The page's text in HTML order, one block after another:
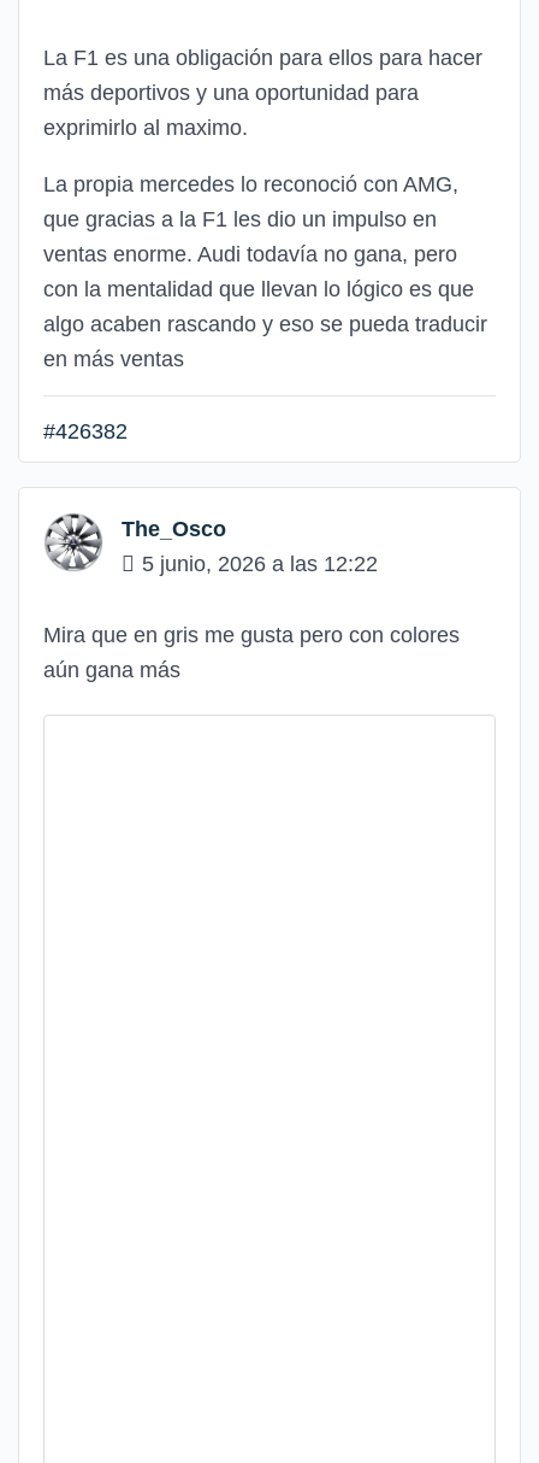
La F1 es una obligación para ellos para hacer
más deportivos y una oportunidad para
exprimirlo al maximo.
La propia mercedes lo reconoció con AMG,
que gracias a la F1 les dio un impulso en
ventas enorme. Audi todavía no gana, pero
con la mentalidad que llevan lo lógico es que
algo acaben rascando y eso se pueda traducir
en más ventas
#426382
The_Osco
5 junio, 2026 a las 12:22
Mira que en gris me gusta pero con colores
aún gana más